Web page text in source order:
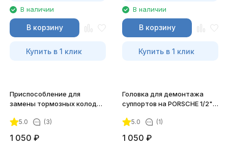
В наличии
В корзину
Купить в 1 клик
В наличии
В корзину
Купить в 1 клик
Приспособление для
замены тормозных колодок
5.0 (3)
1 050 ₽
Головка для демонтажа
суппортов на PORSCHE 1/2"
мм. JTC-4598
5.0 (1)
1 050 ₽